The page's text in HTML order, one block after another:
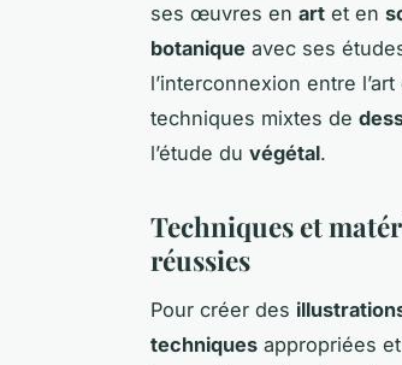
ses œuvres en art et en
botanique avec ses
l’interconnexion entre
techniques mixtes de
l’étude du végétal.
Techniques et
réussies
Pour créer des
techniques appropriées